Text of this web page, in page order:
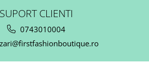
SUPORT CLIENTI
0743010004